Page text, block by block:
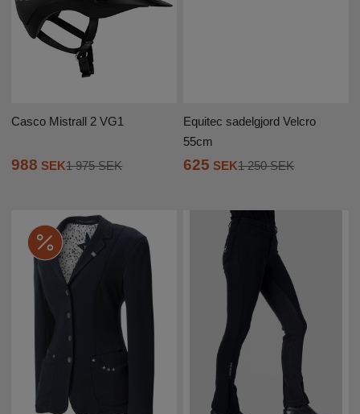
Casco Mistrall 2 VG1
988 SEK1 975 SEK
Equitec sadelgjord Velcro
55cm
625 SEK1 250 SEK